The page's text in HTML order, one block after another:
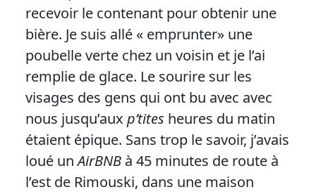
recevoir le contenant pour obtenir une
bière. Je suis allé « emprunter» une
poubelle verte chez un voisin et je l’ai
remplie de glace. Le sourire sur les
visages des gens qui ont bu avec avec
nous jusqu’aux p’tites heures du matin
étaient épique. Sans trop le savoir, j’avais
loué unAirBNB à 45 minutes de route à
l’est de Rimouski, dans une maison